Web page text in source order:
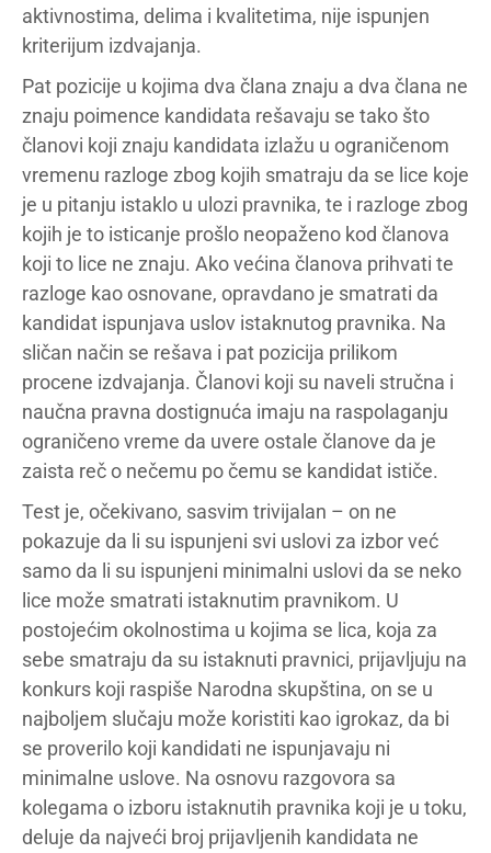
aktivnostima, delima i kvalitetima, nije ispunjen
kriterijum izdvajanja.
Pat pozicije u kojima dva člana znaju a dva člana ne
znaju poimence kandidata rešavaju se tako što
članovi koji znaju kandidata izlažu u ograničenom
vremenu razloge zbog kojih smatraju da se lice koje
je u pitanju istaklo u ulozi pravnika, te i razloge zbog
kojih je to isticanje prošlo neopaženo kod članova
koji to lice ne znaju. Ako većina članova prihvati te
razloge kao osnovane, opravdano je smatrati da
kandidat ispunjava uslov istaknutog pravnika. Na
sličan način se rešava i pat pozicija prilikom
procene izdvajanja. Članovi koji su naveli stručna i
naučna pravna dostignuća imaju na raspolaganju
ograničeno vreme da uvere ostale članove da je
zaista reč o nečemu po čemu se kandidat ističe.
Test je, očekivano, sasvim trivijalan – on ne
pokazuje da li su ispunjeni svi uslovi za izbor već
samo da li su ispunjeni minimalni uslovi da se neko
lice može smatrati istaknutim pravnikom. U
postojećim okolnostima u kojima se lica, koja za
sebe smatraju da su istaknuti pravnici, prijavljuju na
konkurs koji raspiše Narodna skupština, on se u
najboljem slučaju može koristiti kao igrokaz, da bi
se proverilo koji kandidati ne ispunjavaju ni
minimalne uslove. Na osnovu razgovora sa
kolegama o izboru istaknutih pravnika koji je u toku,
deluje da najveći broj prijavljenih kandidata ne